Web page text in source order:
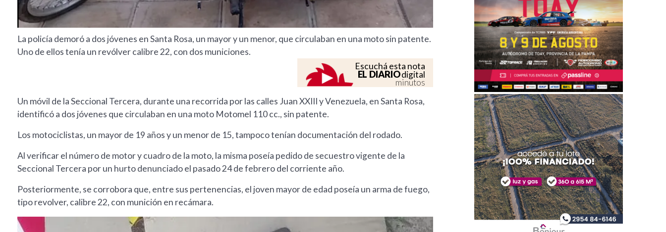
La policía demoró a dos jóvenes en Santa Rosa, un mayor y un menor, que circulaban en una moto sin patente.
Uno de ellos tenía un revólver calibre 22, con dos municiones.
Escuchá esta nota
EL DIARIOdigital
minutos
Un móvil de la Seccional Tercera, durante una recorrida por las calles Juan XXIII y Venezuela, en Santa Rosa,
identificó a dos jóvenes que circulaban en una moto Motomel 110 cc., sin patente.
Los motociclistas, un mayor de 19 años y un menor de 15, tampoco tenían documentación del rodado.
Al verificar el número de motor y cuadro de la moto, la misma poseía pedido de secuestro vigente de la
Seccional Tercera por un hurto denunciado el pasado 24 de febrero del corriente año.
Posteriormente, se corrobora que, entre sus pertenencias, el joven mayor de edad poseía un arma de fuego,
tipo revolver, calibre 22, con munición en recámara.